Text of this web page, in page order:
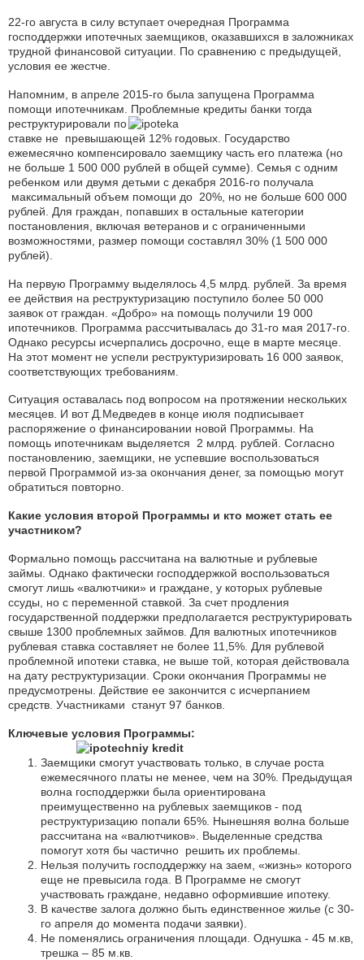
22-го августа в силу вступает очередная Программа
господдержки ипотечных заемщиков, оказавшихся в заложниках
трудной финансовой ситуации. По сравнению с предыдущей,
условия ее жестче.
Напомним, в апреле 2015-го была запущена Программа
помощи ипотечникам. Проблемные кредиты банки тогда
реструктурировали по
ставке не превышающей 12% годовых. Государство
ежемесячно компенсировало заемщику часть его платежа (но
не больше 1 500 000 рублей в общей сумме). Семья с одним
ребенком или двумя детьми с декабря 2016-го получала
максимальный объем помощи до 20%, но не больше 600 000
рублей. Для граждан, попавших в остальные категории
постановления, включая ветеранов и с ограниченными
возможностями, размер помощи составлял 30% (1 500 000
рублей).
На первую Программу выделялось 4,5 млрд. рублей. За время
ее действия на реструктуризацию поступило более 50 000
заявок от граждан. «Добро» на помощь получили 19 000
ипотечников. Программа рассчитывалась до 31-го мая 2017-го.
Однако ресурсы исчерпались досрочно, еще в марте месяце.
На этот момент не успели реструктуризировать 16 000 заявок,
соответствующих требованиям.
Ситуация оставалась под вопросом на протяжении нескольких
месяцев. И вот Д.Медведев в конце июля подписывает
распоряжение о финансировании новой Программы. На
помощь ипотечникам выделяется 2 млрд. рублей. Согласно
постановлению, заемщики, не успевшие воспользоваться
первой Программой из-за окончания денег, за помощью могут
обратиться повторно.
Какие условия второй Программы и кто может стать ее
участником?
Формально помощь рассчитана на валютные и рублевые
займы. Однако фактически господдержкой воспользоваться
смогут лишь «валютчики» и граждане, у которых рублевые
ссуды, но с переменной ставкой. За счет продления
государственной поддержки предполагается реструктурировать
свыше 1300 проблемных займов. Для валютных ипотечников
рублевая ставка составляет не более 11,5%. Для рублевой
проблемной ипотеки ставка, не выше той, которая действовала
на дату реструктуризации. Сроки окончания Программы не
предусмотрены. Действие ее закончится с исчерпанием
средств. Участниками станут 97 банков.
Ключевые условия Программы:
Заемщики смогут участвовать только, в случае роста
ежемесячного платы не менее, чем на 30%. Предыдущая
волна господдержки была ориентирована
преимущественно на рублевых заемщиков - под
реструктуризацию попали 65%. Нынешняя волна больше
рассчитана на «валютчиков». Выделенные средства
помогут хотя бы частично решить их проблемы.
Нельзя получить господдержку на заем, «жизнь» которого
еще не превысила года. В Программе не смогут
участвовать граждане, недавно оформившие ипотеку.
В качестве залога должно быть единственное жилье (с 30-
го апреля до момента подачи заявки).
Не поменялись ограничения площади. Однушка - 45 м.кв,
трешка – 85 м.кв.